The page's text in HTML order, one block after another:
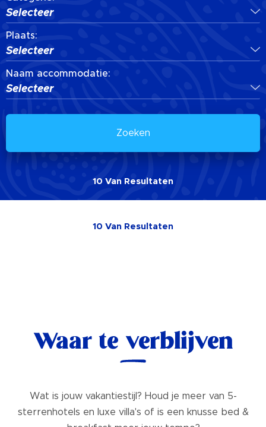
Selecteer
Plaats:
Selecteer
Naam accommodatie:
Selecteer
Zoeken
10 Van Resultaten
10 Van Resultaten
Waar te verblijven
Wat is jouw vakantiestijl? Houd je meer van 5-
sterrenhotels en luxe villa's of is een knusse bed &